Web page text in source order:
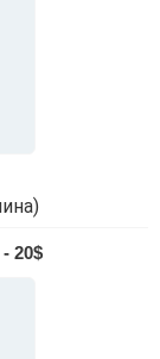
20$